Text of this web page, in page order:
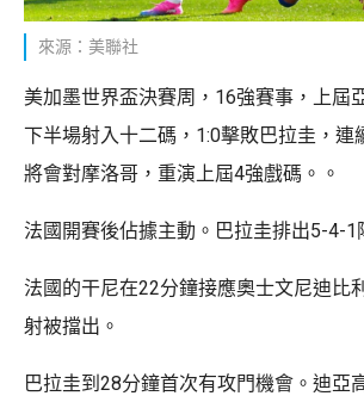
來源：美聯社
美加墨世界盃決賽周，16強賽事，上屆
下半場射入十二碼，1:0擊敗巴拉圭，連
將會對摩洛哥，重演上屆4強戲碼。。
法國開賽後佔據主動。巴拉圭排出5-4-1
法國的干尼在22分鐘接應奧士文尼迪比
射被擋出。
巴拉圭到28分鐘首次有攻門機會。迪亞